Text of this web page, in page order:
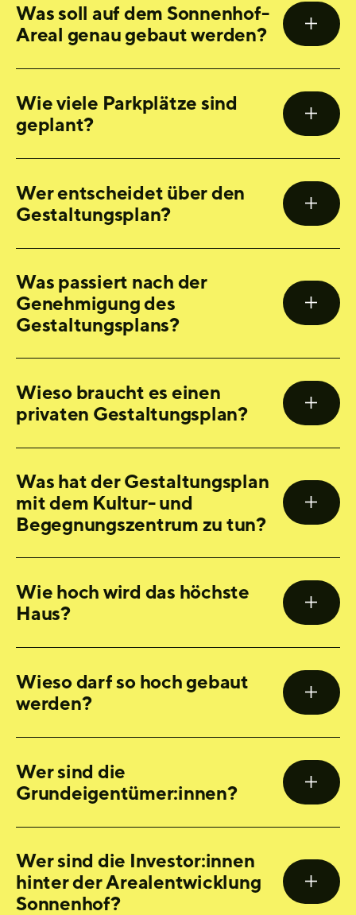
Was soll auf dem Sonnenhof-
Areal genau gebaut werden?
Wie viele Parkplätze sind
geplant?
Wer entscheidet über den
Gestaltungsplan?
Was passiert nach der
Genehmigung des
Gestaltungsplans?
Wieso braucht es einen
privaten Gestaltungsplan?
Was hat der Gestaltungsplan
mit dem Kultur- und
Begegnungszentrum zu tun?
Wie hoch wird das höchste
Haus?
Wieso darf so hoch gebaut
werden?
Wer sind die
Grundeigentümer:innen?
Wer sind die Investor:innen
hinter der Arealentwicklung
Sonnenhof?